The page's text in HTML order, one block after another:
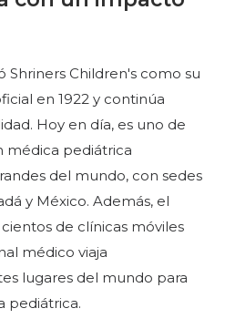
Freemasonry
Shriners Children's como su
en 1922 y continúa
Hoy en día, es uno de
médica pediátrica
del mundo, con sedes
y México. Además, el
de clínicas móviles
médico viaja
lugares del mundo para
pediátrica.